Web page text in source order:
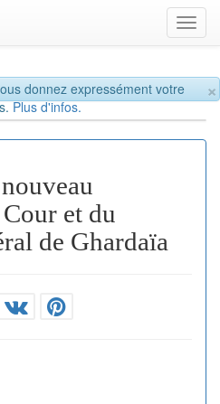
×
donnez expressément votre
Plus d'infos.
et du
de Ghardaïa